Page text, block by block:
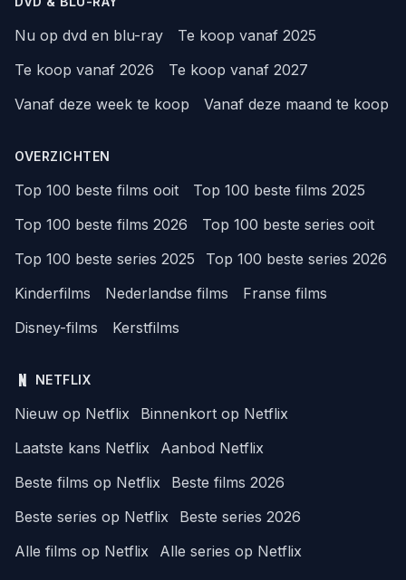
Nu op dvd en blu-ray
Te koop vanaf 2025
Te koop vanaf 2026
Te koop vanaf 2027
Vanaf deze week te koop
Vanaf deze maand te koop
OVERZICHTEN
Top 100 beste films ooit
Top 100 beste films 2025
Top 100 beste films 2026
Top 100 beste series ooit
Top 100 beste series 2025
Top 100 beste series 2026
Kinderfilms
Nederlandse films
Franse films
Disney-films
Kerstfilms
NETFLIX
Nieuw op Netflix
Binnenkort op Netflix
Laatste kans Netflix
Aanbod Netflix
Beste films op Netflix
Beste films 2026
Beste series op Netflix
Beste series 2026
Alle films op Netflix
Alle series op Netflix